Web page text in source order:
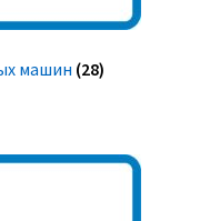
машин (28)